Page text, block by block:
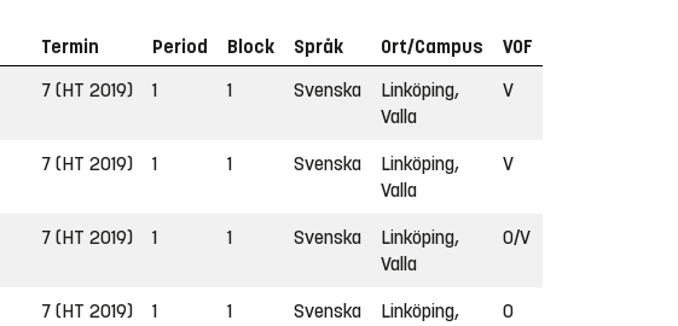
Termin Period Block Språk Ort/Campus
VOF
7 (HT 2019) 1 1 Svenska
Linköping,
Valla
V
7 (HT 2019) 1 1 Svenska
Linköping,
Valla
V
7 (HT 2019) 1 1 Svenska
Linköping,
Valla
O/V
7 (HT 2019) 1 1 Svenska
Linköping,
O